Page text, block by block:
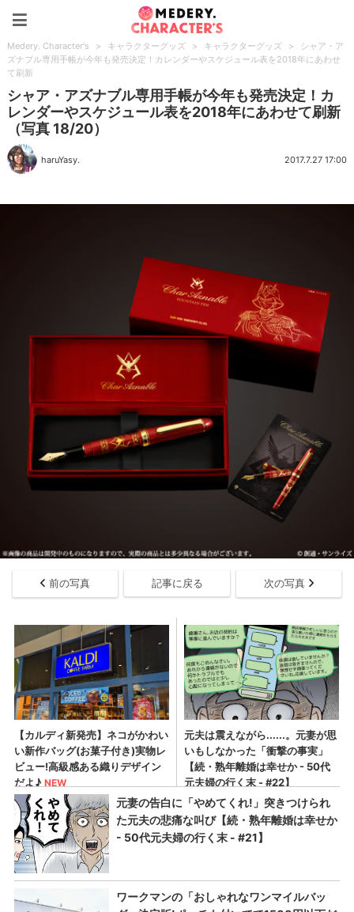
Medery. Character's > キャラクターグッズ > キャラクターグッズ >
シャア・ア
ズナブル専用手帳が今年も発売決定！カレンダーやスケジュール表を2018年にあわせ
て刷新
シャア・アズナブル専用手帳が今年も発売決定！カ
レンダーやスケジュール表を2018年にあわせて刷新
（写真 18/20）
haruYasy. 2017.7.27 17:00
前の写真 記事に戻る 次の写真